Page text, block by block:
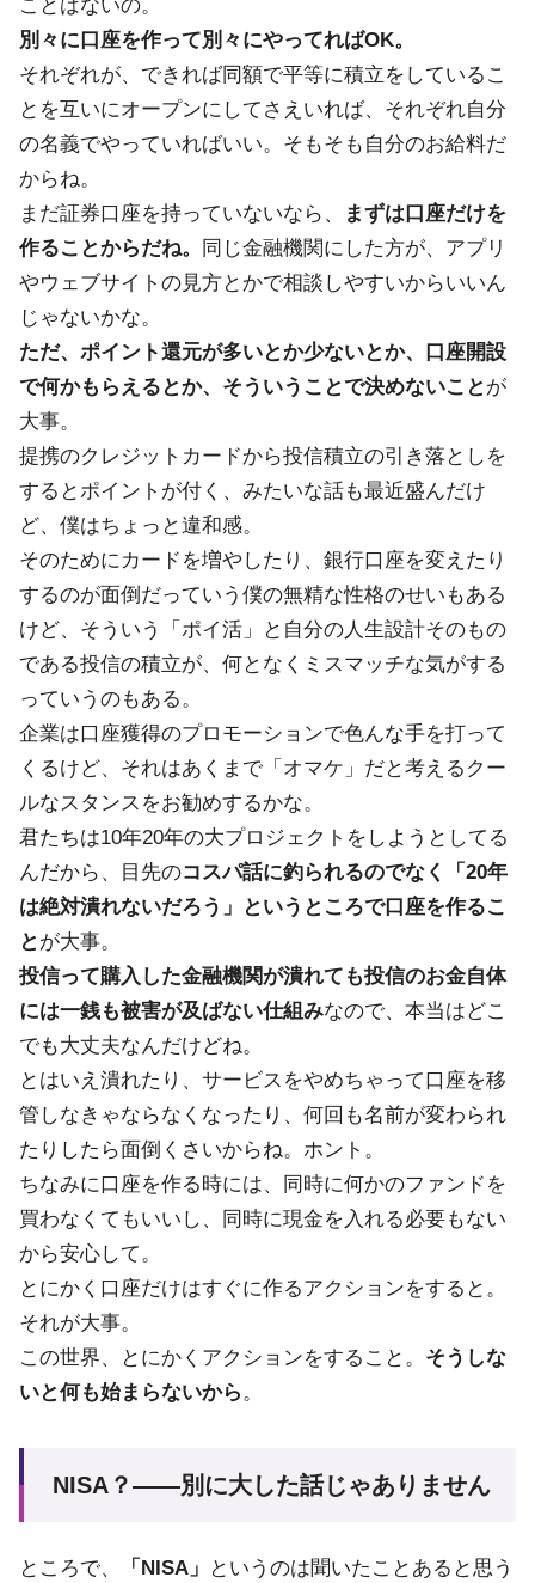
ことはないの。
別々に口座を作って別々にやってればOK。
それぞれが、できれば同額で平等に積立をしているこ
とを互いにオープンにしてさえいれば、それぞれ自分
の名義でやっていればいい。そもそも自分のお給料だ
からね。
まだ証券口座を持っていないなら、
まずは口座だけを
作ることからだね。
同じ金融機関にした方が、アプリ
やウェブサイトの見方とかで相談しやすいからいいん
じゃないかな。
ただ、ポイント還元が多いとか少ないとか、口座開設
で何かもらえるとか、そういうことで決めないこと が
大事。
提携のクレジットカードから投信積立の引き落としを
するとポイントが付く、みたいな話も最近盛んだけ
ど、僕はちょっと違和感。
そのためにカードを増やしたり、銀行口座を変えたり
するのが面倒だっていう僕の無精な性格のせいもある
けど、そういう「ポイ活」と自分の人生設計そのもの
である投信の積立が、何となくミスマッチな気がする
っていうのもある。
企業は口座獲得のプロモーションで色んな手を打って
くるけど、それはあくまで「オマケ」だと考えるクー
ルなスタンスをお勧めするかな。
君たちは10年20年の大プロジェクトをしようとしてる
んだから、目先のコスパ話に釣られるのでなく「20年
は絶対潰れないだろう」というところで口座を作るこ
と が大事。
投信って購入した金融機関が潰れても投信のお金自体
には一銭も被害が及ばない仕組みなので、本当はどこ
でも大丈夫なんだけどね。
とはいえ潰れたり、サービスをやめちゃって口座を移
管しなきゃならなくなったり、何回も名前が変わられ
たりしたら面倒くさいからね。ホント。
ちなみに口座を作る時には、同時に何かのファンドを
買わなくてもいいし、同時に現金を入れる必要もない
から安心して。
とにかく口座だけはすぐに作るアクションをすると。
それが大事。
この世界、とにかくアクションをすること。 そうしな
いと何も始まらないから。
NISA？――別に大した話じゃありません
ところで、 「NISA」 というのは聞いたことあると思う